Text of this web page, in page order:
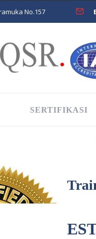
No.157
SERTIFIKASI